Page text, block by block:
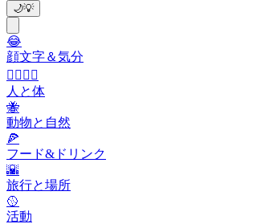
🌙💡
😂
顔文字＆気分
👩‍❤️‍💋‍👨
人と体
🐝
動物と自然
🍕
フード&ドリンク
🌇
旅行と場所
🥎
活動